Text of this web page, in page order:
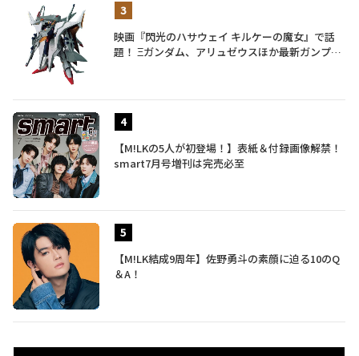
映画『閃光のハサウェイ キルケーの魔女』で話
題！ Ξガンダム、アリュゼウスほか最新ガンプラ
【M!LKの5人が初登場！】表紙＆付録画像解禁！
smart7月号増刊は完売必至
【M!LK結成9周年】佐野勇斗の素顔に迫る10のQ
＆A！